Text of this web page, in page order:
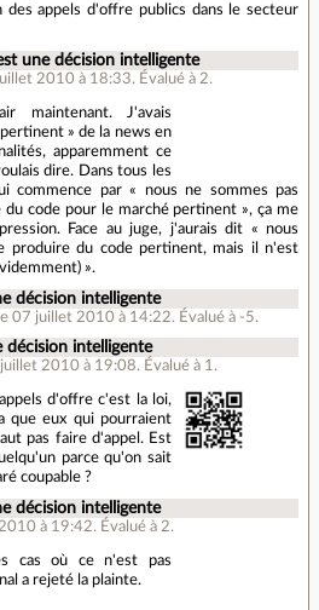
des appels d'offre publics dans le secteur
une décision intelligente
2010 à 18:33. Évalué à 2.
maintenant. J'avais
» de la news en
apparemment ce
dire. Dans tous les
commence par « nous ne sommes pas
du code pour le marché pertinent », ça me
Face au juge, j'aurais dit « nous
produire du code pertinent, mais il n'est
».
décision intelligente
le 07 juillet 2010 à 14:22. Évalué à -5.
décision intelligente
juillet 2010 à 19:08. Évalué à 1 .
d'offre c'est la loi,
que eux qui pourraient
pas faire d'appel. Est
parce qu'on sait
coupable ?
décision intelligente
à 19:42. Évalué à 2.
cas où ce n'est pas
a rejeté la plainte.